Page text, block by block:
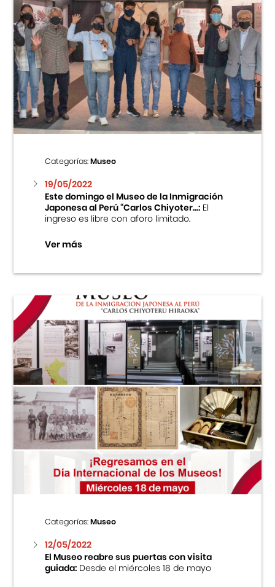
Categorías:Museo
19/05/2022
Este domingo el Museo de la Inmigración
Japonesa al Perú “Carlos Chiyoter...:El
ingreso es libre con aforo limitado.
Ver más
Categorías:Museo
12/05/2022
El Museo reabre sus puertas con visita
guiada:Desde el miércoles 18 de mayo